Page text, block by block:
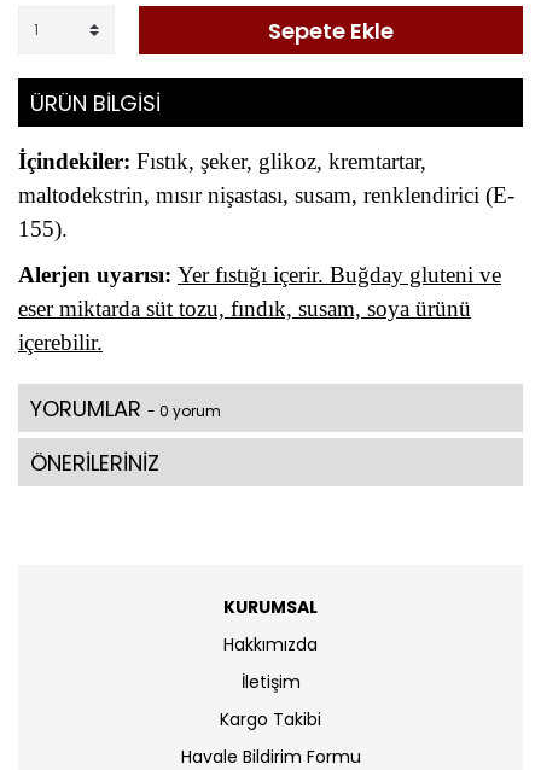
Sepete Ekle
ÜRÜN BİLGİSİ
İçindekiler: Fıstık, şeker, glikoz, kremtartar,
maltodekstrin, mısır nişastası, susam, renklendirici (E-
155).
Alerjen uyarısı: Yer fıstığı içerir. Buğday gluteni ve
eser miktarda süt tozu, fındık, susam, soya ürünü
içerebilir.
YORUMLAR - 0 yorum
ÖNERİLERİNİZ
KURUMSAL
Hakkımızda
İletişim
Kargo Takibi
Havale Bildirim Formu